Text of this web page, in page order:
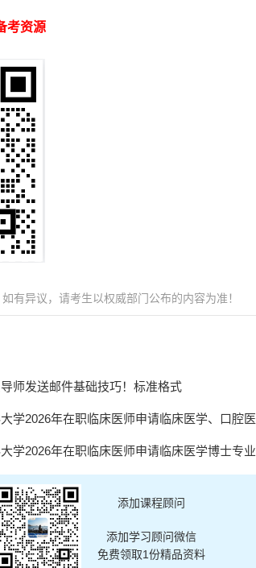
考资源
有异议，请考生以权威部门公布的内容为准！
师发送邮件基础技巧！标准格式
年在职临床医师申请临床医学、口腔医学博士专业学位招生简章
2026年在职临床医师申请临床医学博士专业学位招生简章
添加课程顾问
添加学习顾问微信
免费领取1份精品资料